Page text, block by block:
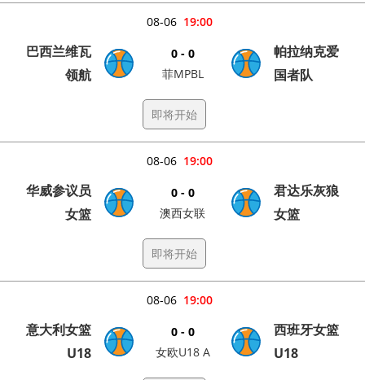
19:00
08-06
巴西兰维瓦
领航
0 - 0
菲MPBL
帕拉纳克爱
国者队
即将开始
19:00
08-06
华威参议员
女篮
0 - 0
澳西女联
君达乐灰狼
女篮
即将开始
19:00
08-06
意大利女篮
U18
0 - 0
女欧U18 A
西班牙女篮
U18